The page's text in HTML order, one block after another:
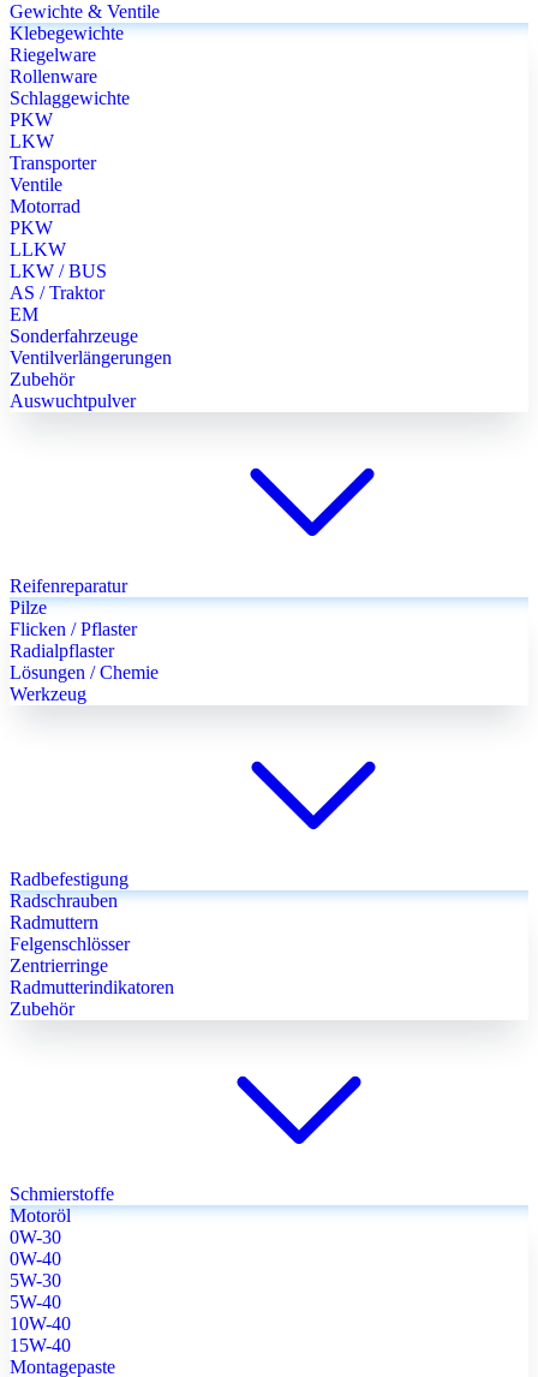
Gewichte & Ventile
Klebegewichte
Riegelware
Rollenware
Schlaggewichte
PKW
LKW
Transporter
Ventile
Motorrad
PKW
LLKW
LKW / BUS
AS / Traktor
EM
Sonderfahrzeuge
Ventilverlängerungen
Zubehör
Auswuchtpulver
Reifenreparatur
Pilze
Flicken / Pflaster
Radialpflaster
Lösungen / Chemie
Werkzeug
Radbefestigung
Radschrauben
Radmuttern
Felgenschlösser
Zentrierringe
Radmutterindikatoren
Zubehör
Schmierstoffe
Motoröl
0W-30
0W-40
5W-30
5W-40
10W-40
15W-40
Montagepaste